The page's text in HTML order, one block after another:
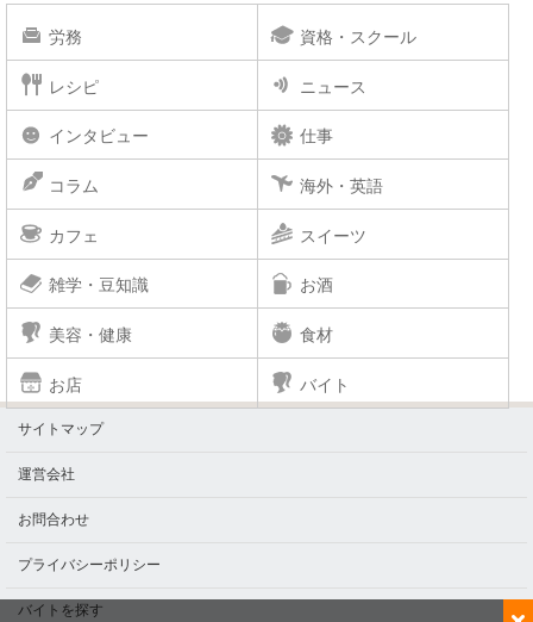
労務 資格・スクール
レシピ ニュース
インタビュー 仕事
コラム 海外・英語
カフェ スイーツ
雑学・豆知識 お酒
美容・健康 食材
お店 バイト
サイトマップ
運営会社
お問合わせ
プライバシーポリシー
バイトを探す